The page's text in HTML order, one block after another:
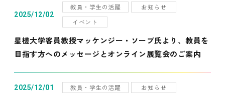
2025/12/02
教員・学生の活躍
お知らせ
イベント
星槎大学客員教授マッケンジー・ソープ氏より、教員を
目指す方へのメッセージとオンライン展覧会のご案内
2025/12/01 教員・学生の活躍 お知らせ